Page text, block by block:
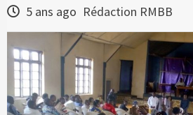
5 ans ago Rédaction RMBB